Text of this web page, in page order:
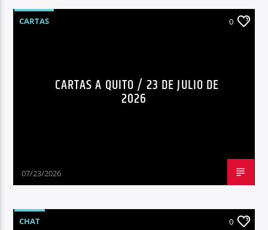
CARTAS 0
CARTAS A QUITO / 23 DE JULIO DE
2026
07/23/2026
CHAT 0